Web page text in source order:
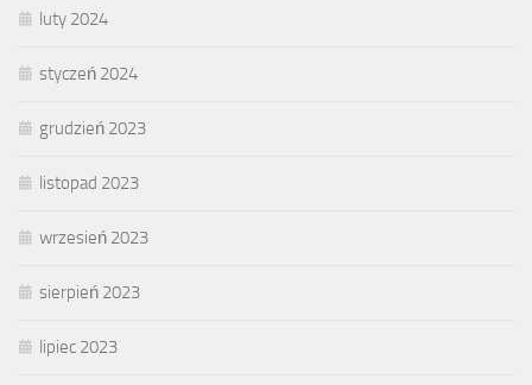
luty 2024
styczeń 2024
grudzień 2023
listopad 2023
wrzesień 2023
sierpień 2023
lipiec 2023